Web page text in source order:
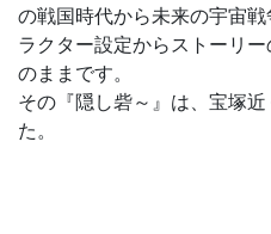
の戦国時代から未来の宇宙
ラクター設定からストーリ
のままです。
その『隠し砦～』は、宝塚
た。